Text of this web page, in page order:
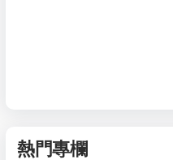
熱門專欄